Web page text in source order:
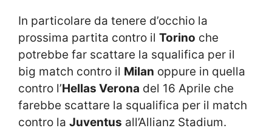
In particolare da tenere d’occhio la
prossima partita contro il Torino che
potrebbe far scattare la squalifica per il
big match contro il Milan oppure in quella
contro l’Hellas Verona del 16 Aprile che
farebbe scattare la squalifica per il match
contro la Juventus all’Allianz Stadium.